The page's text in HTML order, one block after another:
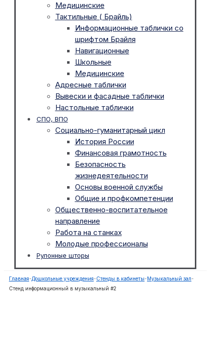
Медицинские
Тактильные ( Брайль)
Информационные таблички со
шрифтом Брайля
Навигационные
Школьные
Медицинские
Адресные таблички
Вывески и фасадные таблички
Настольные таблички
СПО, ВПО
Социально-гуманитарный цикл
История России
Финансовая грамотность
Безопасность
жизнедеятельности
Основы военной службы
Общие и профкомпетенции
Общественно-воспитательное
направление
Работа на станках
Молодые профессионалы
Рулонные шторы
Главная-Дошкольные учреждения-Стенды в кабинеты- Музыкальный зал-
Стенд информационный в музыкальный #2